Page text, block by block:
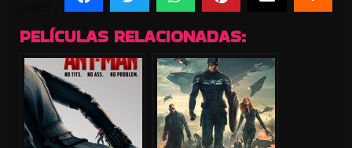
PELÍCULAS RELACIONADAS: